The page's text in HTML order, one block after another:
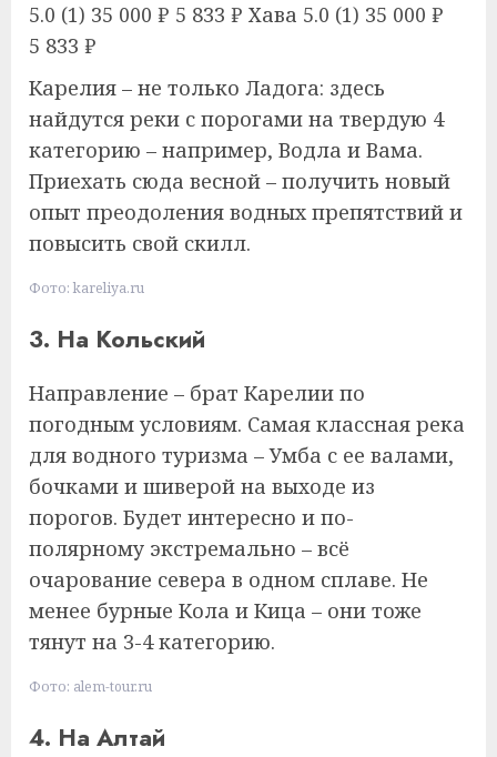
5.0 (1) 35 000 ₽ 5 833 ₽ Хава 5.0 (1) 35 000 ₽
5 833 ₽
Карелия – не только Ладога: здесь
найдутся реки с порогами на твердую 4
категорию – например, Водла и Вама.
Приехать сюда весной – получить новый
опыт преодоления водных препятствий и
повысить свой скилл.
Фото: kareliya.ru
3. На Кольский
Направление – брат Карелии по
погодным условиям. Самая классная река
для водного туризма – Умба с ее валами,
бочками и шиверой на выходе из
порогов. Будет интересно и по-
полярному экстремально – всё
очарование севера в одном сплаве. Не
менее бурные Кола и Кица – они тоже
тянут на 3-4 категорию.
Фото: alem-tour.ru
4. На Алтай